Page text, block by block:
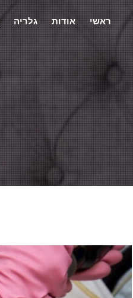
ראשי אודות גלריה